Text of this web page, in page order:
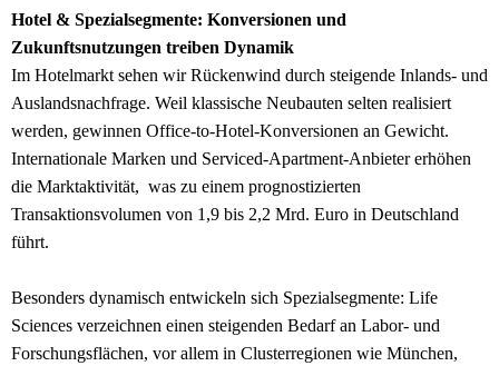
Hotel & Spezialsegmente: Konversionen und
Zukunftsnutzungen treiben Dynamik
Im Hotelmarkt sehen wir Rückenwind durch steigende Inlands- und
Auslandsnachfrage. Weil klassische Neubauten selten realisiert
werden, gewinnen Office-to-Hotel-Konversionen an Gewicht.
Internationale Marken und Serviced-Apartment-Anbieter erhöhen
die Marktaktivität, was zu einem prognostizierten
Transaktionsvolumen von 1,9 bis 2,2 Mrd. Euro in Deutschland
führt.
Besonders dynamisch entwickeln sich Spezialsegmente: Life
Sciences verzeichnen einen steigenden Bedarf an Labor- und
Forschungsflächen, vor allem in Clusterregionen wie München,